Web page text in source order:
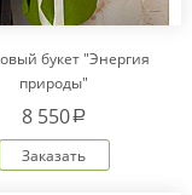
букет "Энергия
природы"
8 550a
Заказать